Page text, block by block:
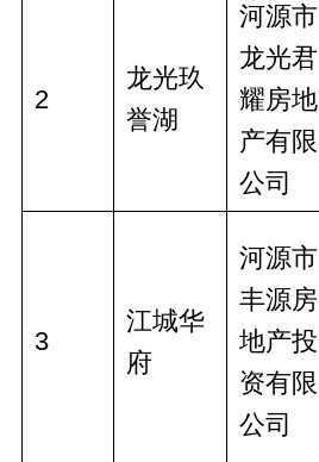
2
龙光玖
誉湖
河源市
龙光君
耀房地
产有限
公司
3
江城华
府
河源市
丰源房
地产投
资有限
公司